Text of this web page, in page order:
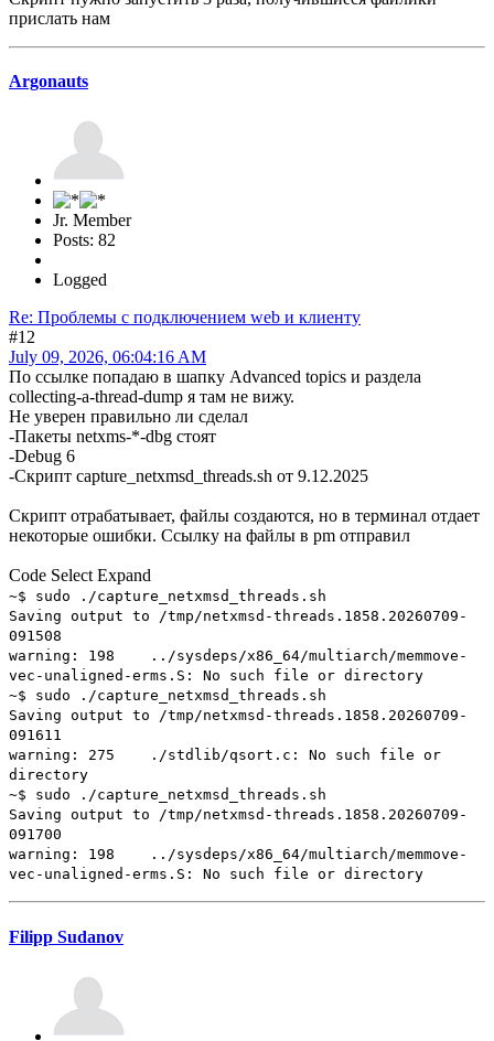
прислать нам
Argonauts
Jr. Member
Posts: 82
Logged
Re: Проблемы с подключением web и клиенту
#12
July 09, 2026, 06:04:16 AM
По ссылке попадаю в шапку Advanced topics и раздела
collecting-a-thread-dump я там не вижу.
Не уверен правильно ли сделал
-Пакеты netxms-*-dbg стоят
-Debug 6
-Скрипт capture_netxmsd_threads.sh от 9.12.2025
Скрипт отрабатывает, файлы создаются, но в терминал отдает
некоторые ошибки. Ссылку на файлы в pm отправил
Code Select Expand
~$ sudo ./capture_netxmsd_threads.sh
Saving output to /tmp/netxmsd-threads.1858.20260709-
091508
warning: 198 ../sysdeps/x86_64/multiarch/memmove-
vec-unaligned-erms.S: No such file or directory
~$ sudo ./capture_netxmsd_threads.sh
Saving output to /tmp/netxmsd-threads.1858.20260709-
091611
warning: 275 ./stdlib/qsort.c: No such file or
directory
~$ sudo ./capture_netxmsd_threads.sh
Saving output to /tmp/netxmsd-threads.1858.20260709-
091700
warning: 198 ../sysdeps/x86_64/multiarch/memmove-
vec-unaligned-erms.S: No such file or directory
Filipp Sudanov